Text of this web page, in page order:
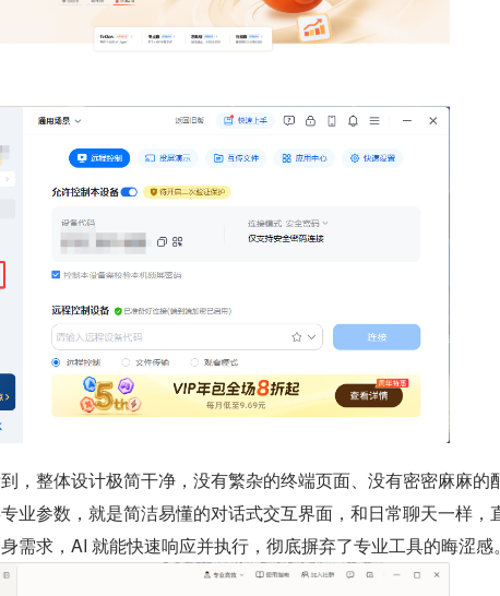
，整体设计极简干净，没有繁杂的终端页面、没有密密麻麻的
业参数，就是简洁易懂的对话式交互界面，和日常聊天一样，
需求，AI 就能快速响应并执行，彻底摒弃了专业工具的晦涩感。